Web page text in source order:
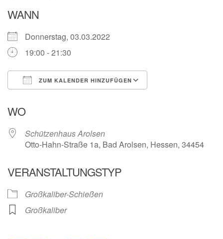
WANN
Donnerstag, 03.03.2022
19:00 - 21:30
ZUM KALENDER HINZUFÜGEN
WO
Schützenhaus Arolsen
Otto-Hahn-Straße 1a, Bad Arolsen, Hessen, 34454
VERANSTALTUNGSTYP
Großkaliber-Schießen
Großkaliber